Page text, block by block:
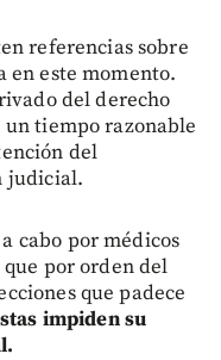
referencias sobre
en este momento.
del derecho
tiempo razonable
del
judicial.
cabo por médicos
por orden del
que padece
impiden su